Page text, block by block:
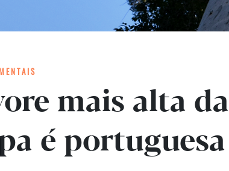
mais alta da
é portuguesa